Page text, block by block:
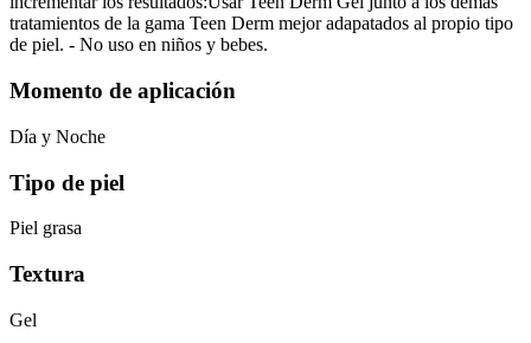
tratamientos de la gama Teen Derm mejor adapatados al propio tipo
de piel. - No uso en niños y bebes.
Momento de aplicación
Día y Noche
Tipo de piel
Piel grasa
Textura
Gel